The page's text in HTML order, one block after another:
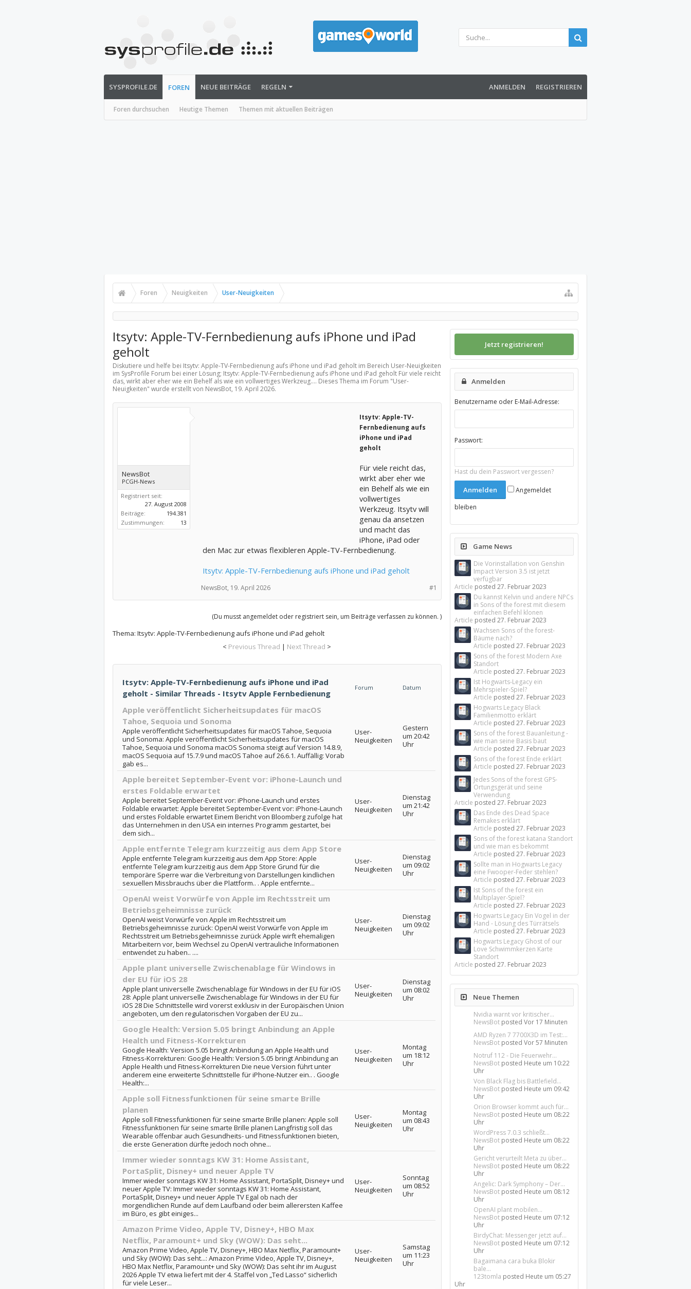
SYSPROFILE.DE FOREN
Foren durchsuchen Heutige Themen Themen mit aktuellen Beiträgen
NEUE BEITRÄGE REGELN ANMELDEN REGISTRIEREN
Foren Neuigkeiten User-Neuigkeiten
Itsytv: Apple-TV-Fernbedienung aufs iPhone und iPad
geholt
Diskutiere und helfe bei Itsytv: Apple-TV-Fernbedienung aufs iPhone und iPad geholt im Bereich User-Neuigkeiten
im SysProfile Forum bei einer Lösung; Itsytv: Apple-TV-Fernbedienung aufs iPhone und iPad geholt Für viele reicht
das, wirkt aber eher wie ein Behelf als wie ein vollwertiges Werkzeug.... Dieses Thema im Forum "User-
Neuigkeiten" wurde erstellt von NewsBot, 19. April 2026.
NewsBot
PCGH-News
Registriert seit:
27. August 2008
Beiträge:
194.381
Zustimmungen:
13
Itsytv: Apple-TV-
Fernbedienung aufs
iPhone und iPad
geholt
Für viele reicht das,
wirkt aber eher wie
ein Behelf als wie ein
vollwertiges
Werkzeug. Itsytv will
genau da ansetzen
und macht das
iPhone, iPad oder
den Mac zur etwas flexibleren Apple-TV-Fernbedienung.
Itsytv: Apple-TV-Fernbedienung aufs iPhone und iPad geholt
#1
NewsBot, 19. April 2026
(Du musst angemeldet oder registriert sein, um Beiträge verfassen zu können. )
Thema: Itsytv: Apple-TV-Fernbedienung aufs iPhone und iPad geholt
< Previous Thread | Next Thread >
Itsytv: Apple-TV-Fernbedienung aufs iPhone und iPad
geholt - Similar Threads - Itsytv Apple Fernbedienung
Forum Datum
Apple veröffentlicht Sicherheitsupdates für macOS
Tahoe, Sequoia und Sonoma
Apple veröffentlicht Sicherheitsupdates für macOS Tahoe, Sequoia
und Sonoma: Apple veröffentlicht Sicherheitsupdates für macOS
Tahoe, Sequoia und Sonoma macOS Sonoma steigt auf Version 14.8.9,
macOS Sequoia auf 15.7.9 und macOS Tahoe auf 26.6.1. Auffällig: Vorab
gab es...
User-
Neuigkeiten
Gestern
um 20:42
Uhr
Apple bereitet September-Event vor: iPhone-Launch und
erstes Foldable erwartet
Apple bereitet September-Event vor: iPhone-Launch und erstes
Foldable erwartet: Apple bereitet September-Event vor: iPhone-Launch
und erstes Foldable erwartet Einem Bericht von Bloomberg zufolge hat
das Unternehmen in den USA ein internes Programm gestartet, bei
dem sich...
User-
Neuigkeiten
Dienstag
um 21:42
Uhr
Apple entfernte Telegram kurzzeitig aus dem App Store
Apple entfernte Telegram kurzzeitig aus dem App Store: Apple
entfernte Telegram kurzzeitig aus dem App Store Grund für die
temporäre Sperre war die Verbreitung von Darstellungen kindlichen
sexuellen Missbrauchs über die Plattform.. . Apple entfernte...
User-
Neuigkeiten
Dienstag
um 09:02
Uhr
OpenAI weist Vorwürfe von Apple im Rechtsstreit um
Betriebsgeheimnisse zurück
OpenAI weist Vorwürfe von Apple im Rechtsstreit um
Betriebsgeheimnisse zurück: OpenAI weist Vorwürfe von Apple im
Rechtsstreit um Betriebsgeheimnisse zurück Apple wirft ehemaligen
Mitarbeitern vor, beim Wechsel zu OpenAI vertrauliche Informationen
entwendet zu haben.. ....
User-
Neuigkeiten
Dienstag
um 09:02
Uhr
Apple plant universelle Zwischenablage für Windows in
der EU für iOS 28
Apple plant universelle Zwischenablage für Windows in der EU für iOS
28: Apple plant universelle Zwischenablage für Windows in der EU für
iOS 28 Die Schnittstelle wird vorerst exklusiv in der Europäischen Union
angeboten, um den regulatorischen Vorgaben der EU zu...
User-
Neuigkeiten
Dienstag
um 08:02
Uhr
Google Health: Version 5.05 bringt Anbindung an Apple
Health und Fitness-Korrekturen
Google Health: Version 5.05 bringt Anbindung an Apple Health und
Fitness-Korrekturen: Google Health: Version 5.05 bringt Anbindung an
Apple Health und Fitness-Korrekturen Die neue Version führt unter
anderem eine erweiterte Schnittstelle für iPhone-Nutzer ein.. . Google
Health:...
User-
Neuigkeiten
Montag
um 18:12
Uhr
Apple soll Fitnessfunktionen für seine smarte Brille
planen
Apple soll Fitnessfunktionen für seine smarte Brille planen: Apple soll
Fitnessfunktionen für seine smarte Brille planen Langfristig soll das
Wearable offenbar auch Gesundheits- und Fitnessfunktionen bieten,
die erste Generation dürfte jedoch noch ohne...
User-
Neuigkeiten
Montag
um 08:43
Uhr
Immer wieder sonntags KW 31: Home Assistant,
PortaSplit, Disney+ und neuer Apple TV
Immer wieder sonntags KW 31: Home Assistant, PortaSplit, Disney+ und
neuer Apple TV: Immer wieder sonntags KW 31: Home Assistant,
PortaSplit, Disney+ und neuer Apple TV Egal ob nach der
morgendlichen Runde auf dem Laufband oder beim allerersten Kaffee
im Büro, es gibt einiges...
User-
Neuigkeiten
Sonntag
um 08:52
Uhr
Amazon Prime Video, Apple TV, Disney+, HBO Max
Netflix, Paramount+ und Sky (WOW): Das seht...
Amazon Prime Video, Apple TV, Disney+, HBO Max Netflix, Paramount+
und Sky (WOW): Das seht...: Amazon Prime Video, Apple TV, Disney+,
HBO Max Netflix, Paramount+ und Sky (WOW): Das seht ihr im August
2026 Apple TV etwa liefert mit der 4. Staffel von „Ted Lasso“ sicherlich
für viele Leser...
User-
Neuigkeiten
Samstag
um 11:23
Uhr
Jetzt registrieren!
Anmelden
Benutzername oder E-Mail-Adresse:
Passwort:
Hast du dein Passwort vergessen?
Angemeldet
bleiben
Game News
Die Vorinstallation von Genshin
Impact Version 3.5 ist jetzt
verfügbar
Article posted27. Februar 2023
Du kannst Kelvin und andere NPCs
in Sons of the forest mit diesem
einfachen Befehl klonen
Article posted27. Februar 2023
Wachsen Sons of the forest-
Bäume nach?
Article posted27. Februar 2023
Sons of the forest Modern Axe
Standort
Article posted27. Februar 2023
Ist Hogwarts-Legacy ein
Mehrspieler-Spiel?
Article posted27. Februar 2023
Hogwarts Legacy Black
Familienmotto erklärt
Article posted27. Februar 2023
Sons of the forest Bauanleitung -
wie man seine Basis baut
Article posted27. Februar 2023
Sons of the forest Ende erklärt
Article posted27. Februar 2023
Jedes Sons of the forest GPS-
Ortungsgerät und seine
Verwendung
Article posted27. Februar 2023
Das Ende des Dead Space
Remakes erklärt
Article posted27. Februar 2023
Sons of the forest katana Standort
und wie man es bekommt
Article posted27. Februar 2023
Sollte man in Hogwarts Legacy
eine Fwooper-Feder stehlen?
Article posted27. Februar 2023
Ist Sons of the forest ein
Multiplayer-Spiel?
Article posted27. Februar 2023
Hogwarts Legacy Ein Vogel in der
Hand - Lösung des Türrätsels
Article posted27. Februar 2023
Hogwarts Legacy Ghost of our
Love Schwimmkerzen Karte
Standort
Article posted27. Februar 2023
Neue Themen
Nvidia warnt vor kritischer...
NewsBot postedVor 17 Minuten
AMD Ryzen 7 7700X3D im Test:...
NewsBot postedVor 57 Minuten
Notruf 112 - Die Feuerwehr...
NewsBot posted Heute um 10:22
Uhr
Von Black Flag bis Battlefield...
NewsBot posted Heute um 09:42
Uhr
Orion Browser kommt auch für...
NewsBot posted Heute um 08:22
Uhr
WordPress 7.0.3 schließt...
NewsBot posted Heute um 08:22
Uhr
Gericht verurteilt Meta zu über...
NewsBot posted Heute um 08:22
Uhr
Angelic: Dark Symphony – Der...
NewsBot posted Heute um 08:12
Uhr
OpenAI plant mobilen...
NewsBot posted Heute um 07:12
Uhr
BirdyChat: Messenger jetzt auf...
NewsBot posted Heute um 07:12
Uhr
Bagaimana cara buka Blokir
bale...
123tomla posted Heute um 05:27
Uhr